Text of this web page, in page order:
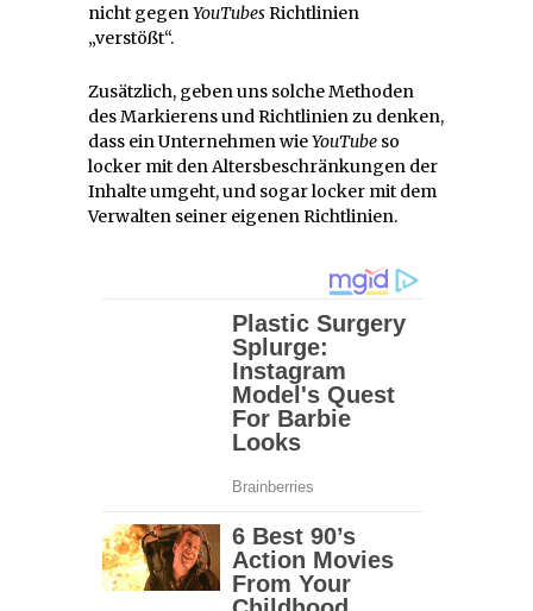
nicht gegenYouTubesRichtlinien
„verstößt“.
Zusätzlich, geben uns solche Methoden
des Markierens und Richtlinien zu denken,
dass ein Unternehmen wieYouTube so
locker mit den Altersbeschränkungen der
Inhalte umgeht, und sogar locker mit dem
Verwalten seiner eigenen Richtlinien.